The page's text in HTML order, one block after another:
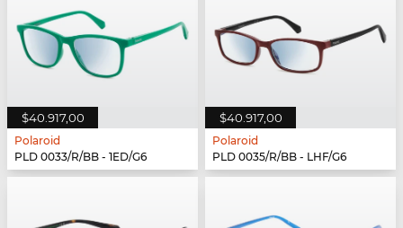
$40.917,00
Polaroid
PLD 0033/R/BB - 1ED/G6
$40.917,00
Polaroid
PLD 0035/R/BB - LHF/G6